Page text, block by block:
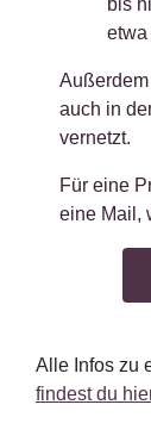
etwa
auch in
vernetzt.
Für eine
eine Mail,
Alle Infos zu
findest du